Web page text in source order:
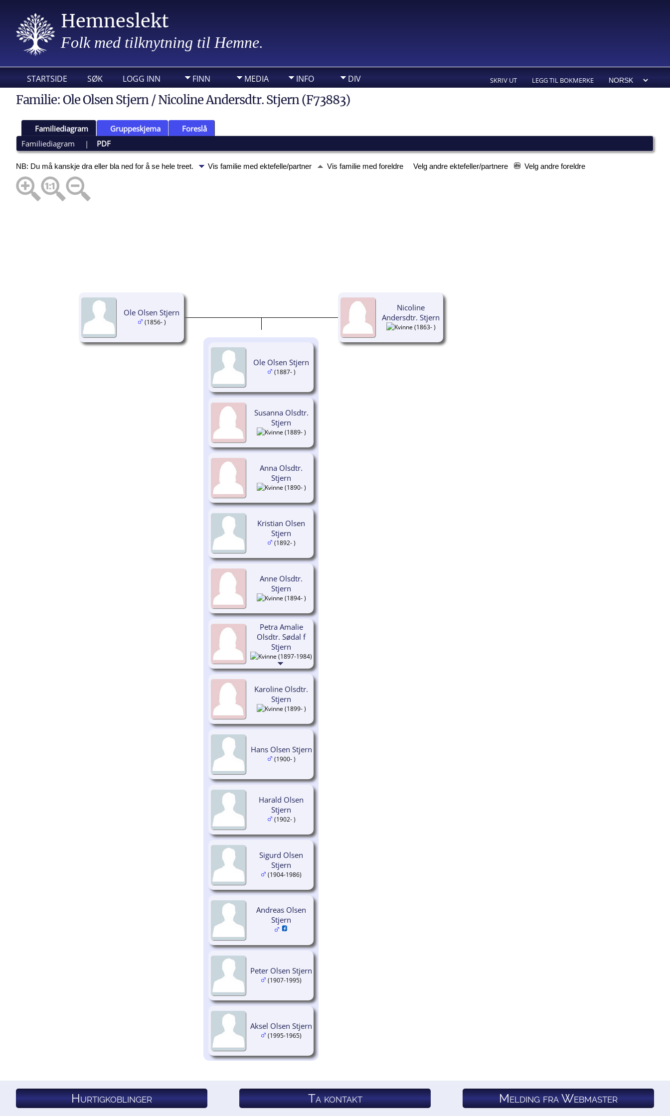
Hemneslekt
Folk med tilknytning til Hemne.
STARTSIDE SØK LOGG INN FINN MEDIA INFO DIV SKRIV UT LEGG TIL BOKMERKE
Familie: Ole Olsen Stjern / Nicoline Andersdtr. Stjern (F73883)
Familiediagram Gruppeskjema
Foreslå
Familiediagram
| PDF
NB: Du må kanskje dra eller bla ned for å se hele treet. Vis familie med ektefelle/partner Vis familie med foreldre Velg andre ektefeller/partnere Velg andre foreldre
Ole Olsen Stjern
(1856- )
Nicoline
Andersdtr. Stjern
(1863- )
Ole Olsen Stjern
(1887- )
Susanna Olsdtr.
Stjern
(1889- )
Anna Olsdtr.
Stjern
(1890- )
Kristian Olsen
Stjern
(1892- )
Anne Olsdtr.
Stjern
(1894- )
Petra Amalie
Olsdtr. Sødal f
Stjern
(1897-1984)
Karoline Olsdtr.
Stjern
(1899- )
Hans Olsen Stjern
(1900- )
Harald Olsen
Stjern
(1902- )
Sigurd Olsen
Stjern
(1904-1986)
Andreas Olsen
Stjern
Peter Olsen Stjern
(1907-1995)
Aksel Olsen Stjern
(1995-1965)
Hurtigkoblinger Ta kontakt Melding fra Webmaster